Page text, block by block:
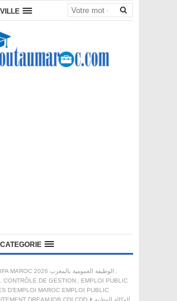
ALWADIFA MAROC 2026 الوظيفة العمومية بالمغرب
,
, CONTRÔLE DE GESTION , EMPLOI PUBLIC
D'EMPLOI MAROC EMPLOI PUBLIC